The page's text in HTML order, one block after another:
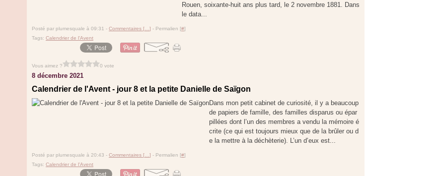
Rouen, soixante-huit ans plus tard, le 2 novembre 1881. Dans
le data...
Posté par plumesquale à 09:31 - Commentaires [ ] - Permalien [#]
Tags: Calendrier de l'Avent
Vous aimez ? 0 vote
8 décembre 2021
Calendrier de l'Avent - jour 8 et la petite Danielle de Saïgon
Dans mon petit cabinet de curiosité, il y a beaucoup
de papiers de famille, des familles disparus ou épar
pillées dont l’un des membres a vendu la mémoire é
crite (ce qui est toujours mieux que de la brûler ou d
e la mettre à la déchèterie). L’un d’eux est...
Posté par plumesquale à 20:43 - Commentaires [ ] - Permalien [#]
Tags: Calendrier de l'Avent